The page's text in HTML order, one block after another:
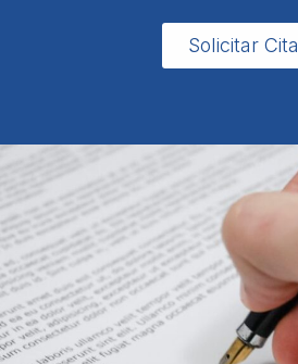
Solicitar Cita